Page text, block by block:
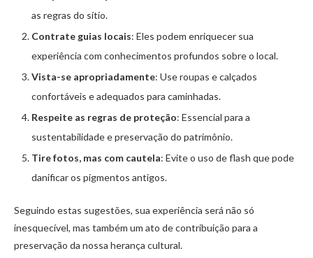
as regras do sítio.
Contrate guias locais: Eles podem enriquecer sua
experiência com conhecimentos profundos sobre o local.
Vista-se apropriadamente: Use roupas e calçados
confortáveis e adequados para caminhadas.
Respeite as regras de proteção: Essencial para a
sustentabilidade e preservação do patrimônio.
Tire fotos, mas com cautela: Evite o uso de flash que pode
danificar os pigmentos antigos.
Seguindo estas sugestões, sua experiência será não só
inesquecível, mas também um ato de contribuição para a
preservação da nossa herança cultural.